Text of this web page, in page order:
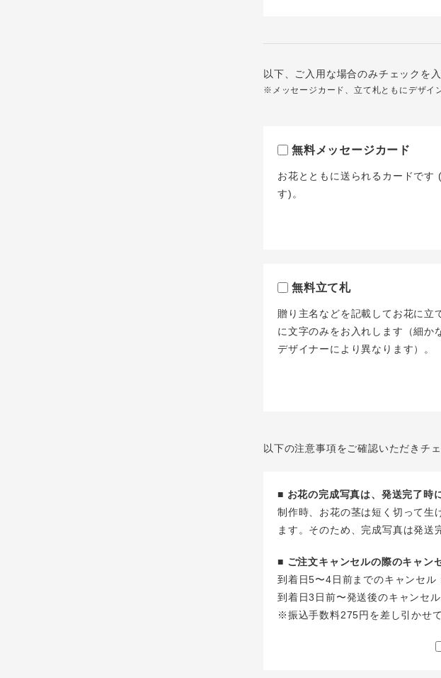
以下、ご入用な場合のみチェックを
※メッセージカード、立て札ともにデザイ
無料メッセージカード
お花とともに送られるカードです
す)。
無料立て札
贈り主名などを記載してお花に立
に文字のみをお入れします（細か
デザイナーにより異なります）。
以下の注意事項をご確認いただきチ
■ お花の完成写真は、発送完了時
制作時、お花の茎は短く切って生
ます。そのため、完成写真は発送
■ ご注文キャンセルの際のキャン
到着日5〜4日前までのキャンセ
到着日3日前〜発送後のキャンセ
※振込手数料275円を差し引かせ